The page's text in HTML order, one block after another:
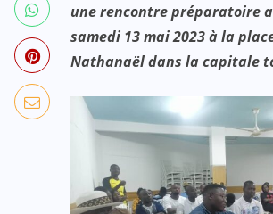
une rencontre préparatoire
samedi 13 mai 2023 à la
Nathanaël dans la capitale